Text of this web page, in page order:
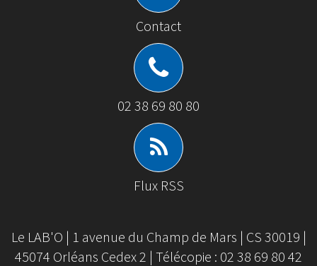
Contact
02 38 69 80 80
Flux RSS
Le LAB'O | 1 avenue du Champ de Mars | CS 30019 |
45074 Orléans Cedex 2 | Télécopie : 02 38 69 80 42